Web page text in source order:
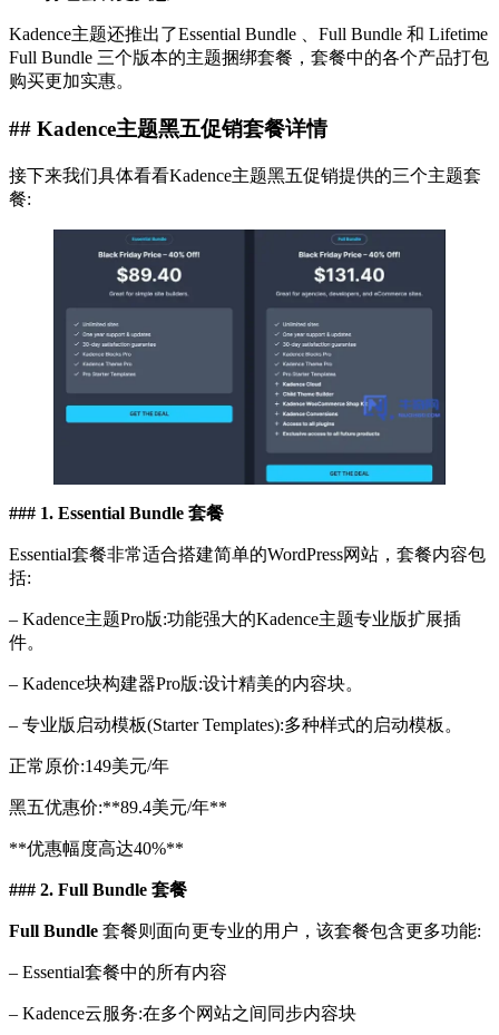
Kadence主题还推出了Essential Bundle 、Full Bundle 和 Lifetime
Full Bundle 三个版本的主题捆绑套餐，套餐中的各个产品打包
购买更加实惠。
## Kadence主题黑五促销套餐详情
接下来我们具体看看Kadence主题黑五促销提供的三个主题套
餐:
### 1. Essential Bundle 套餐
Essential套餐非常适合搭建简单的WordPress网站，套餐内容包
括:
– Kadence主题Pro版:功能强大的Kadence主题专业版扩展插
件。
– Kadence块构建器Pro版:设计精美的内容块。
– 专业版启动模板(Starter Templates):多种样式的启动模板。
正常原价:149美元/年
黑五优惠价:**89.4美元/年**
**优惠幅度高达40%**
### 2. Full Bundle 套餐
Full Bundle 套餐则面向更专业的用户，该套餐包含更多功能:
– Essential套餐中的所有内容
– Kadence云服务:在多个网站之间同步内容块